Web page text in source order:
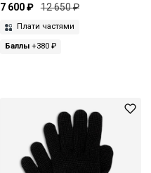
7 600 ₽ 12 650 ₽
Плати частями
Баллы+380 ₽